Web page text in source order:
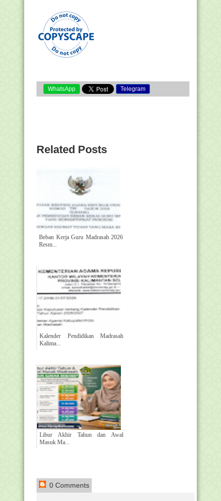
WhatsApp Telegram
Related Posts
Beban Kerja Guru Madrasah 2026
Resm...
Kalender Pendidikan Madrasah
Kalima...
Libur Akhir Tahun dan Awal
Masuk Ma...
0 Comments